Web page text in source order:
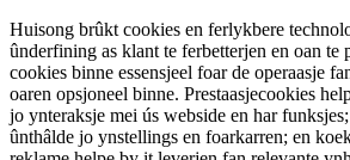
Huisong brûkt cookies en ferlykbere
ûnderfining as klant te ferbetterjen en oan te
cookies binne essensjeel foar de operaasje
oaren opsjoneel binne. Prestaasjecookies
jo ynteraksje mei ús webside en har
ûnthâlde jo ynstellings en foarkarren; en